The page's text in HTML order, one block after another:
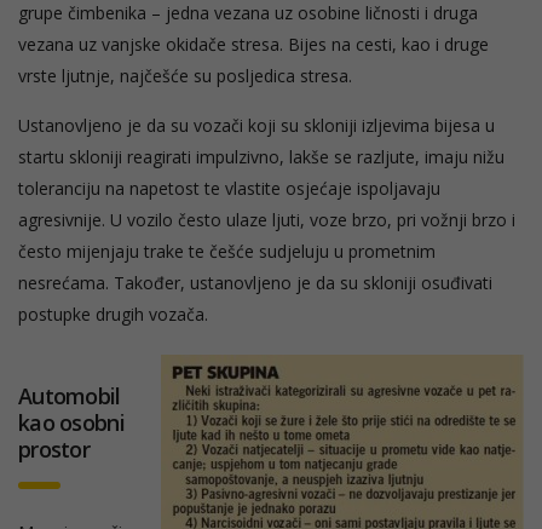
grupe čimbenika – jedna vezana uz osobine ličnosti i druga
vezana uz vanjske okidače stresa. Bijes na cesti, kao i druge
vrste ljutnje, najčešće su posljedica stresa.
Ustanovljeno je da su vozači koji su skloniji izljevima bijesa u
startu skloniji reagirati impulzivno, lakše se razljute, imaju nižu
toleranciju na napetost te vlastite osjećaje ispoljavaju
agresivnije. U vozilo često ulaze ljuti, voze brzo, pri vožnji brzo i
često mijenjaju trake te češće sudjeluju u prometnim
nesrećama. Također, ustanovljeno je da su skloniji osuđivati
postupke drugih vozača.
Automobil
kao osobni
prostor